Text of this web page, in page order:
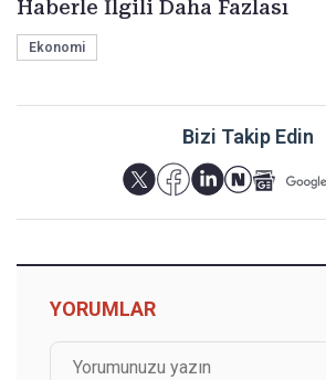
Haberle İlgili Daha Fazlası
Ekonomi
Bizi Takip Edin
YORUMLAR